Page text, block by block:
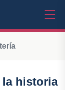
la historia